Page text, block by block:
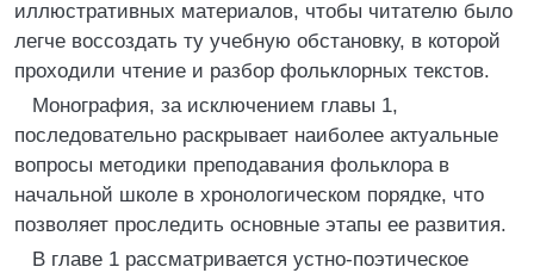
иллюстративных материалов, чтобы читателю было
легче воссоздать ту учебную обстановку, в которой
проходили чтение и разбор фольклорных текстов.
Монография, за исключением главы 1,
последовательно раскрывает наиболее актуальные
вопросы методики преподавания фольклора в
начальной школе в хронологическом порядке, что
позволяет проследить основные этапы ее развития.
В главе 1 рассматривается устно-поэтическое